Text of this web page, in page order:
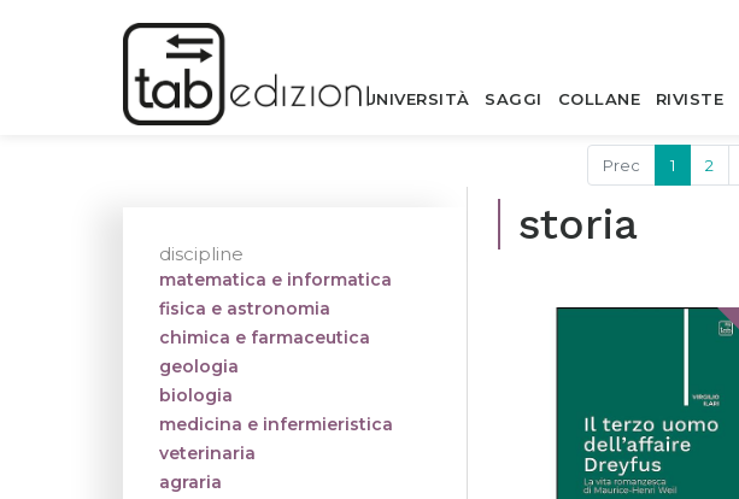
UNIVERSITÀ SAGGI COLLANE RIVISTE
Prec 1 2
storia
discipline
matematica e informatica
fisica e astronomia
chimica e farmaceutica
geologia
biologia
medicina e infermieristica
veterinaria
agraria